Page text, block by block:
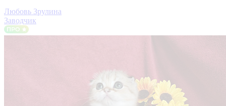
Любовь Зрулина
Заводчик